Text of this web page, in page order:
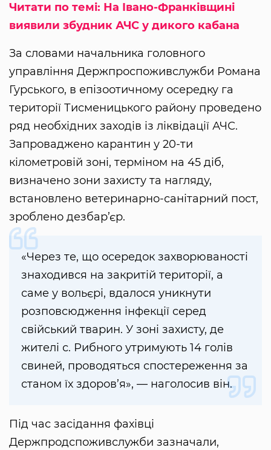
Читати по темі: На Івано-Франківщині
виявили збудник АЧС у дикого кабана
За словами начальника головного
управління Держпроспоживслужби Романа
Гурського, в епізоотичному осередку га
території Тисменицького району проведено
ряд необхідних заходів із ліквідації АЧС.
Запроваджено карантин у 20-ти
кілометровій зоні, терміном на 45 діб,
визначено зони захисту та нагляду,
встановлено ветеринарно-санітарний пост,
зроблено дезбар’єр.
«Через те, що осередок захворюваності
знаходився на закритій території, а
саме у вольєрі, вдалося уникнути
розповсюдження інфекції серед
свійський тварин. У зоні захисту, де
жителі с. Рибного утримують 14 голів
свиней, проводяться спостереження за
станом їх здоров’я», — наголосив він.
Під час засідання фахівці
Держпродспоживслужби зазначали,